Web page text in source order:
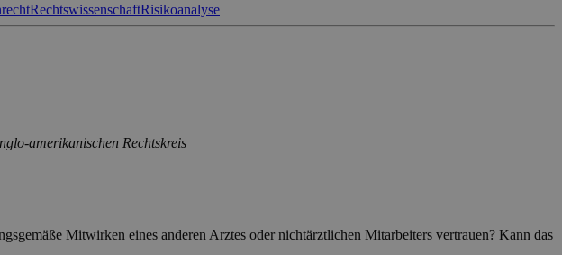
RechtswissenschaftRisikoanalyse
amerikanischen Rechtskreis
Mitwirken eines anderen Arztes oder nichtärztlichen Mitarbeiters vertrauen? Kann das